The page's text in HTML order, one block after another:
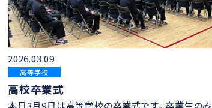
2026.03.09
高等学校
高校卒業式
本日3月9日は高等学校の卒業式です。 卒業生のみ